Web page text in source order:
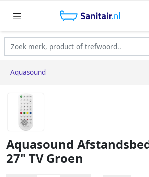
Aquasound
Aquasound
27" TV Groen